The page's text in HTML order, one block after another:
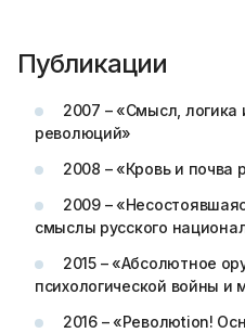
Публикации
2007 – «Смысл, логика
революций»
2008 – «Кровь и почва
2009 –
смыслы русского
2015 – «Абсолютное
психологической войны
2016 – «Революtion!